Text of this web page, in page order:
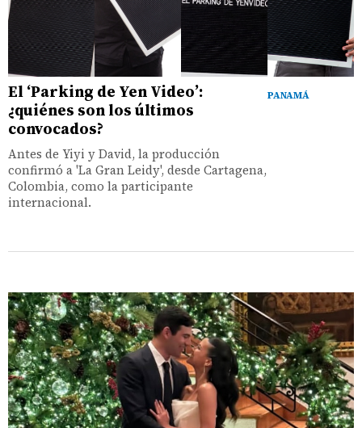
PANAMÁ
El ‘Parking de Yen Video’:
¿quiénes son los últimos
convocados?
Antes de Yiyi y David, la producción
confirmó a 'La Gran Leidy', desde Cartagena,
Colombia, como la participante
internacional.